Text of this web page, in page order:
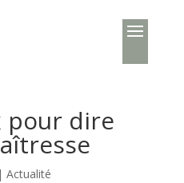
pour dire
| Actualité